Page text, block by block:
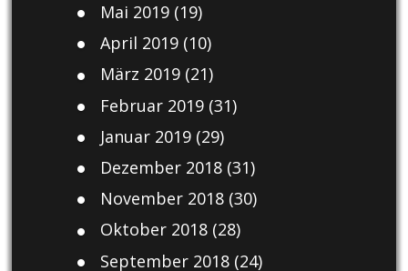
Mai 2019(19)
April 2019(10)
März 2019(21)
Februar 2019(31)
Januar 2019(29)
Dezember 2018(31)
November 2018(30)
Oktober 2018(28)
September 2018(24)